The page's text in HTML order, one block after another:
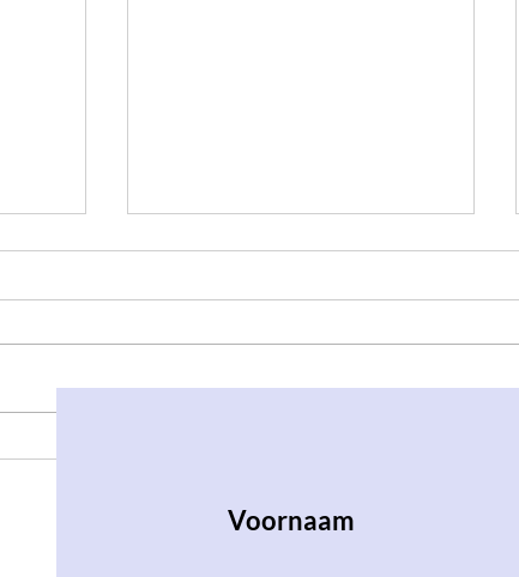
Voornaam